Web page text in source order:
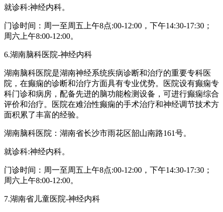
就诊科:神经内科。
门诊时间：周一至周五上午8点:00-12:00，下午14:30-17:30；
周六上午8:00-12:00。
6.湖南脑科医院-神经内科
湖南脑科医院是湖南神经系统疾病诊断和治疗的重要专科医
院，在癫痫的诊断和治疗方面具有专业优势。医院设有癫痫专
科门诊和病房，配备先进的脑功能检测设备，可进行癫痫综合
评价和治疗。医院在难治性癫痫的手术治疗和神经调节技术方
面积累了丰富的经验。
湖南脑科医院：湖南省长沙市雨花区韶山南路161号。
就诊科:神经内科。
门诊时间：周一至周五上午8点:00-12:00，下午14:30-17:30；
周六上午8:00-12:00。
7.湖南省儿童医院-神经内科